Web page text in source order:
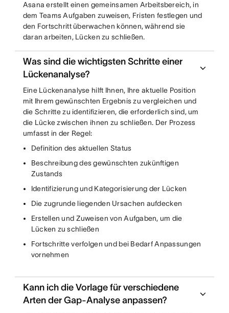
Asana erstellt einen gemeinsamen Arbeitsbereich, in
dem Teams Aufgaben zuweisen, Fristen festlegen und
den Fortschritt überwachen können, während sie
daran arbeiten, Lücken zu schließen.
Was sind die wichtigsten Schritte einer
Lückenanalyse?
Eine Lückenanalyse hilft Ihnen, Ihre aktuelle Position
mit Ihrem gewünschten Ergebnis zu vergleichen und
die Schritte zu identifizieren, die erforderlich sind, um
die Lücke zwischen ihnen zu schließen. Der Prozess
umfasst in der Regel:
Definition des aktuellen Status
Beschreibung des gewünschten zukünftigen
Zustands
Identifizierung und Kategorisierung der Lücken
Die zugrunde liegenden Ursachen aufdecken
Erstellen und Zuweisen von Aufgaben, um die
Lücken zu schließen
Fortschritte verfolgen und bei Bedarf Anpassungen
vornehmen
Kann ich die Vorlage für verschiedene
Arten der Gap-Analyse anpassen?